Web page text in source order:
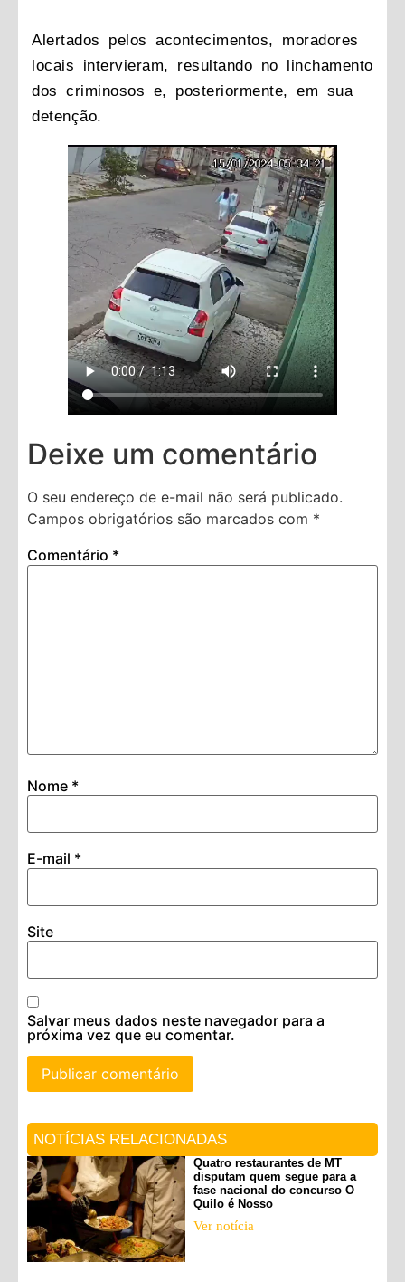
Alertados pelos acontecimentos, moradores
locais intervieram, resultando no linchamento
dos criminosos e, posteriormente, em sua
detenção.
Deixe um comentário
O seu endereço de e-mail não será publicado.
Campos obrigatórios são marcados com *
Comentário *
Nome *
E-mail *
Site
Salvar meus dados neste navegador para a
próxima vez que eu comentar.
NOTÍCIAS RELACIONADAS
Quatro restaurantes de MT
disputam quem segue para a
fase nacional do concurso O
Quilo é Nosso
Ver notícia